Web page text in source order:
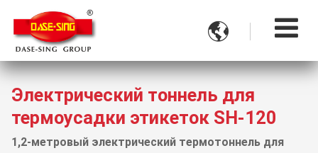

Электрический тоннель для
термоусадки этикеток SH-120
1,2-метровый электрический термотоннель для